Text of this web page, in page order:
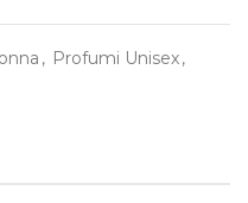
, Profumi Unisex,